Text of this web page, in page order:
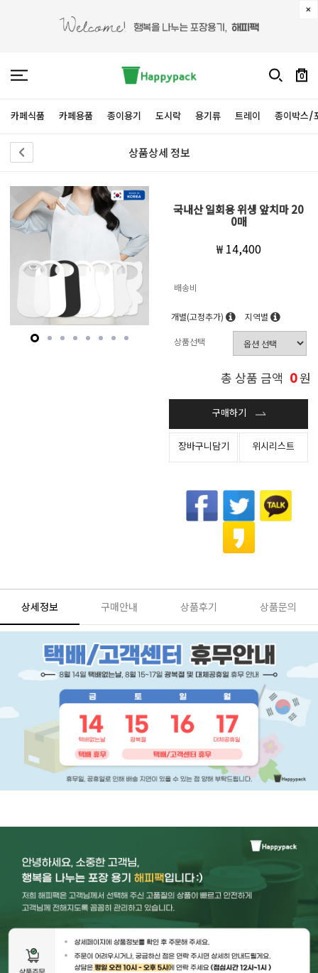
0
카페식품 카페용품 종이용기 도시락 용기류 트레이 종이박스/
상품상세 정보
국내산 일회용 위생 앞치마 20
0매
₩ 14,400
배송비
개별(고정추가) 지역별
상품선택
총 상품 금액 0원
구매하기
장바구니담기 위시리스트
상세정보 구매안내 상품후기 상품문의